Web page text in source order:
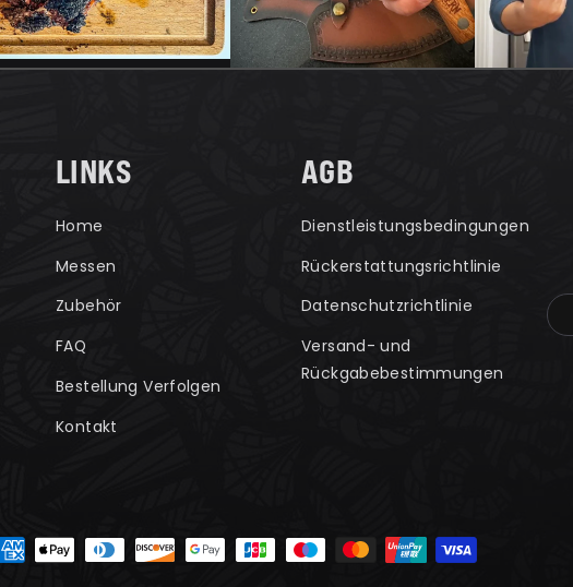
LINKS
Home
Messen
Zubehör
FAQ
Bestellung Verfolgen
Kontakt
AGB
Dienstleistungsbedingungen
Rückerstattungsrichtlinie
Datenschutzrichtlinie
Versand- und
Rückgabebestimmungen
Enter
your